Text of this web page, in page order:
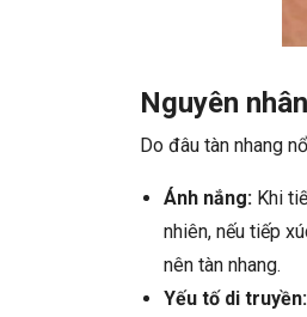
Nguyên
Do đâu tàn nhang
Ánh nắng: Khi
nhiên, nếu tiếp
nên tàn nhang.
Yếu tố di truyền: